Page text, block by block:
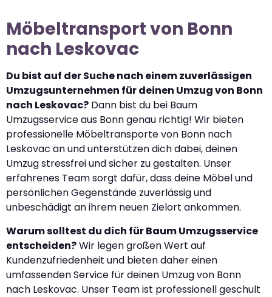
Möbeltransport von Bonn
nach Leskovac
Du bist auf der Suche nach einem zuverlässigen
Umzugsunternehmen für deinen Umzug von Bonn
nach Leskovac? Dann bist du bei Baum
Umzugsservice aus Bonn genau richtig! Wir bieten
professionelle Möbeltransporte von Bonn nach
Leskovac an und unterstützen dich dabei, deinen
Umzug stressfrei und sicher zu gestalten. Unser
erfahrenes Team sorgt dafür, dass deine Möbel und
persönlichen Gegenstände zuverlässig und
unbeschädigt an ihrem neuen Zielort ankommen.
Warum solltest du dich für Baum Umzugsservice
entscheiden?Wir legen großen Wert auf
Kundenzufriedenheit und bieten daher einen
umfassenden Service für deinen Umzug von Bonn
nach Leskovac. Unser Team ist professionell geschult